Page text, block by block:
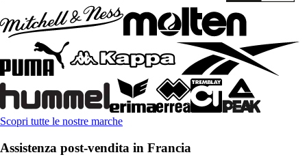
Scopri tutte le nostre marche
Assistenza post-vendita in Francia